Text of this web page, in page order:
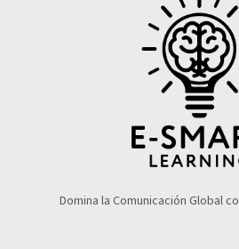
Domina la Comunicación Global